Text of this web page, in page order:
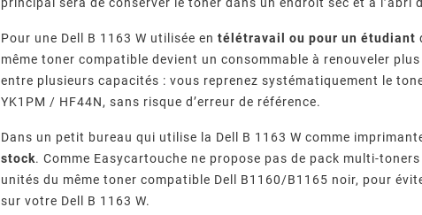
Pour une Dell B 1163 W utilisée entélétravail ou pour un étudiant
même toner compatible devient un consommable à renouveler
entre plusieurs capacités : vous reprenez systématiquement le
YK1PM / HF44N, sans risque d’erreur de référence.
Dans un petit bureau qui utilise la Dell B 1163 W comme
stock. Comme Easycartouche ne propose pas de pack multi-
unités du même toner compatible Dell B1160/B1165 noir, pour
sur votre Dell B 1163 W.